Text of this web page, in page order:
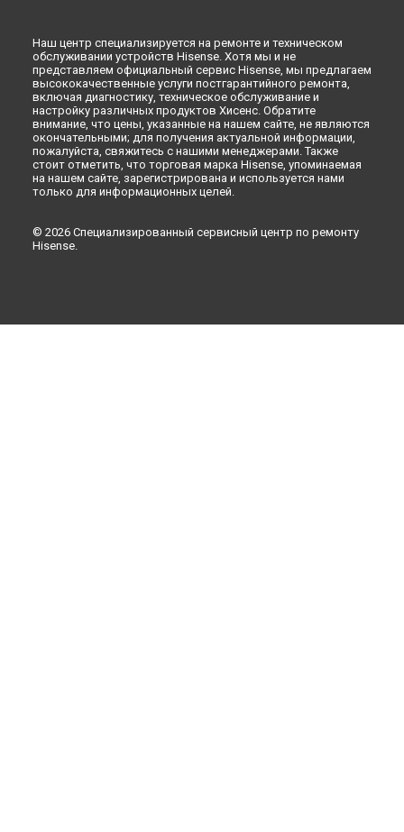
Ремонт стиральной машины WTCT802 Hisense вМоскве
Наш центр специализируется на ремонте и техническом
обслуживании устройств Hisense. Хотя мы и не
представляем официальный сервис Hisense, мы предлагаем
высококачественные услуги постгарантийного ремонта,
включая диагностику, техническое обслуживание и
настройку различных продуктов Хисенс. Обратите
внимание, что цены, указанные на нашем сайте, не являются
окончательными; для получения актуальной информации,
пожалуйста, свяжитесь с нашими менеджерами. Также
стоит отметить, что торговая марка Hisense, упоминаемая
на нашем сайте, зарегистрирована и используется нами
только для информационных целей.
© 2026 Специализированный сервисный центр по ремонту
Hisense.